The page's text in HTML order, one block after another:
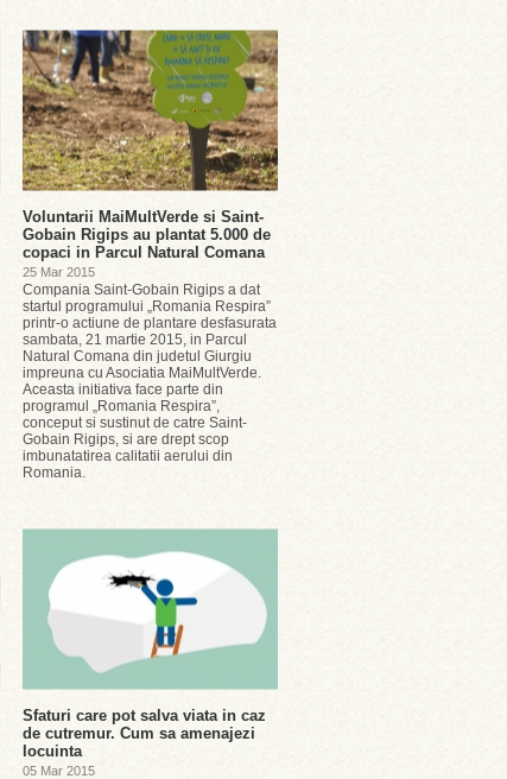
Voluntarii MaiMultVerde si Saint-
Gobain Rigips au plantat 5.000 de
copaci in Parcul Natural Comana
25 Mar 2015
Compania Saint-Gobain Rigips a dat
startul programului „Romania Respira”
printr-o actiune de plantare desfasurata
sambata, 21 martie 2015, in Parcul
Natural Comana din judetul Giurgiu
impreuna cu Asociatia MaiMultVerde.
Aceasta initiativa face parte din
programul „Romania Respira”,
conceput si sustinut de catre Saint-
Gobain Rigips, si are drept scop
imbunatatirea calitatii aerului din
Romania.
Sfaturi care pot salva viata in caz
de cutremur. Cum sa amenajezi
locuinta
05 Mar 2015